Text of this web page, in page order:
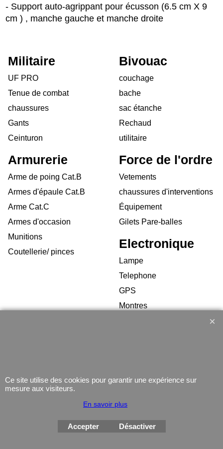
- Support auto-agrippant pour écusson (6.5 cm X 9
cm ) , manche gauche et manche droite
Militaire
UF PRO
Tenue de combat
chaussures
Gants
Ceinturon
Bivouac
couchage
bache
sac étanche
Rechaud
utilitaire
Armurerie
Arme de poing Cat.B
Armes d'épaule Cat.B
Arme Cat.C
Armes d'occasion
Munitions
Coutellerie/ pinces
Force de l'ordre
Vetements
chaussures d'interventions
Équipement
Gilets Pare-balles
Electronique
Lampe
Telephone
GPS
Montres
avec le logiciel
Ce site utilise des cookies pour garantir une expérience sur
mesure aux visiteurs.
En savoir plus
Accepter Désactiver